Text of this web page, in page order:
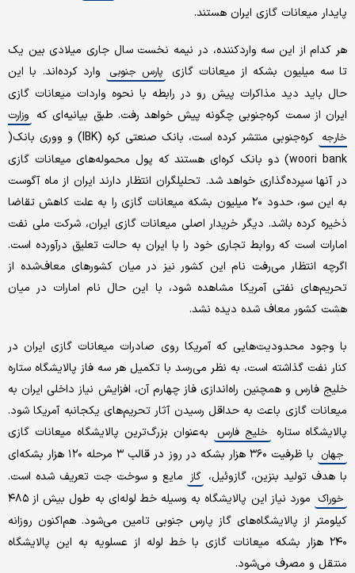
پایدار میعانات گازی ایران هستند.
هر کدام از این سه واردکننده، ‌در نیمه نخست سال جاری میلادی بین یک
تا سه میلیون بشکه از میعانات گازی پارس جنوبی
وارد کرده‌اند. با این
حال باید دید مذاکرات پیش رو در رابطه با نحوه واردات میعانات گازی
ایران از سمت کره‌جنوبی چگونه پیش خواهد رفت. طبق بیانیه‌ای که وزارت
خارجه
کره‌جنوبی منتشر کرده است، بانک صنعتی کره (IBK) و ووری بانک(
woori bank) دو بانک کره‌ای هستند که پول محموله‌های میعانات گازی
در آنها سپرده‌گذاری خواهد شد. تحلیلگران انتظار دارند ایران از ماه آگوست
به این سو، حدود ۲۰ میلیون بشکه میعانات گازی را به علت کاهش تقاضا
ذخیره کرده باشد. دیگر خریدار اصلی میعانات گازی ایران، شرکت ملی نفت
امارات است که روابط تجاری خود را با ایران به حالت تعلیق درآورده است.
اگرچه انتظار می‌رفت نام این کشور نیز در میان کشورهای معاف‌شده از
تحریم‌های نفتی آمریکا مشاهده شود، با این حال نام امارات در میان
هشت کشور معاف شده دیده نشد.
با وجود محدودیت‌هایی که آمریکا روی صادرات میعانات گازی ایران در
کنار نفت گذاشته است، به نظر می‌رسد با تکمیل هر سه فاز پالایشگاه ستاره
خلیج فارس و همچنین راه‌اندازی فاز چهارم آن، افزایش نیاز داخلی ایران به
میعانات گازی باعث به حداقل رسیدن آثار تحریم‌های یکجانبه آمریکا شود.
پالایشگاه ستاره
خلیج فارس به‌عنوان بزرگ‌ترین پالایشگاه میعانات گازی
جهان
با ظرفیت ۳۶۰ هزار بشکه در روز در قالب ۳ مرحله ۱۲۰ هزار بشکه‌‌ای
با هدف تولید بنزین، گازوئیل، گاز مایع و سوخت جت تعریف شده است.
خوراک
مورد نیاز این پالایشگاه به وسیله خط لوله‌ای به طول بیش از ۴۸۵
کیلومتر از پالایشگاه‌های گاز پارس جنوبی تامین می‌شود. هم‌اکنون روزانه
۲۴۰ هزار بشکه میعانات گازی با خط لوله از عسلویه به این پالایشگاه
منتقل و مصرف می‌شود.